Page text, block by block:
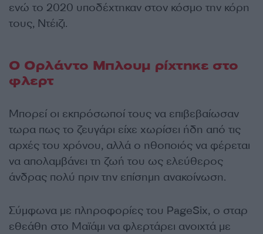
ενώ το 2020 υποδέχτηκαν στον κόσμο την κόρη
τους, Ντέιζι.
Ο Ορλάντο Μπλουμ ρίχτηκε στο
φλερτ
Μπορεί οι εκπρόσωποί τους να επιβεβαίωσαν
τωρα πως το ζευγάρι είχε χωρίσει ήδη από τις
αρχές του χρόνου, αλλά ο ηθοποιός να φέρεται
να απολαμβάνει τη ζωή του ως ελεύθερος
άνδρας πολύ πριν την επίσημη ανακοίνωση.
Σύμφωνα με πληροφορίες του PageSix, ο σταρ
εθεάθη στο Μαϊάμι να φλερτάρει ανοιχτά με